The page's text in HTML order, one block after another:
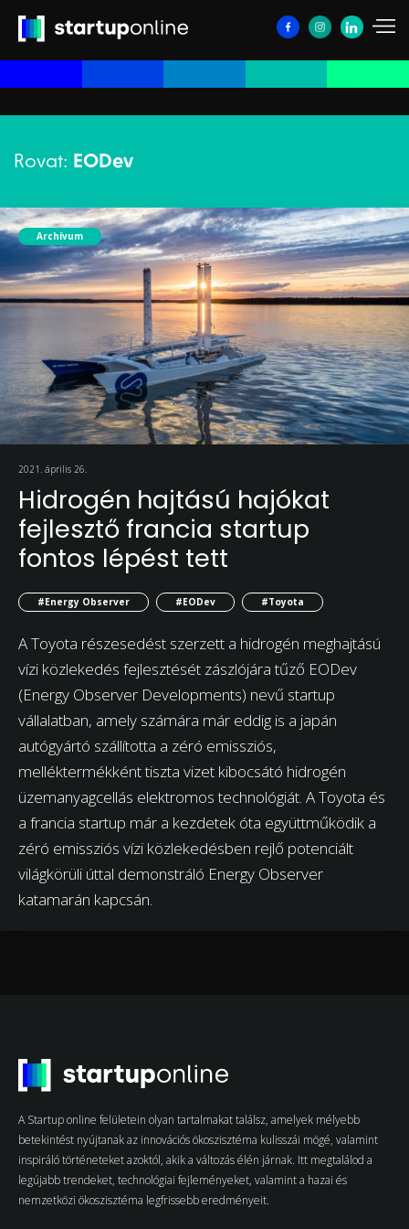
Rovat: EODev
Archívum
2021. április 26.
Hidrogén hajtású hajókat
fejlesztő francia startup
fontos lépést tett
#Energy Observer #EODev #Toyota
A Toyota részesedést szerzett a hidrogén meghajtású
vízi közlekedés fejlesztését zászlójára tűző EODev
(Energy Observer Developments) nevű startup
vállalatban, amely számára már eddig is a japán
autógyártó szállította a zéró emissziós,
melléktermékként tiszta vizet kibocsátó hidrogén
üzemanyagcellás elektromos technológiát. A Toyota és
a francia startup már a kezdetek óta együttműködik a
zéró emissziós vízi közlekedésben rejlő potenciált
világkörüli úttal demonstráló Energy Observer
katamarán kapcsán.
A Startup online felületein olyan tartalmakat találsz, amelyek mélyebb
betekintést nyújtanak az innovációs ökoszisztéma kulisszái mögé, valamint
inspiráló történeteket azoktól, akik a változás élén járnak. Itt megtalálod a
legújabb trendeket, technológiai fejleményeket, valamint a hazai és
nemzetközi ökoszisztéma legfrissebb eredményeit.